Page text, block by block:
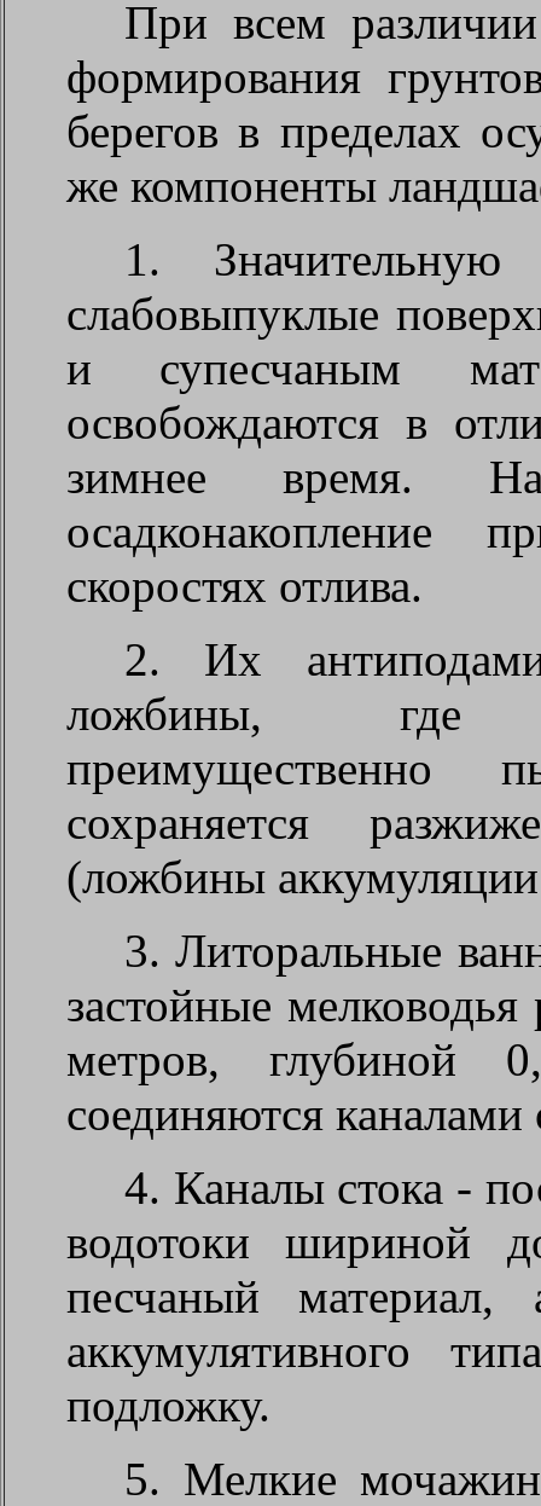
При всем
формирования
берегов в пределах
же компоненты
1.
слабовыпуклые
и супесчаным
освобождаются в
зимнее время.
осадконакопление
скоростях отлива.
2. Их антиподами
ложбины, где
преимущественно
сохраняется
(ложбины
3. Литоральные
застойные
метров,
соединяются каналами
4. Каналы стока -
водотоки шириной
песчаный материал,
аккумулятивного
подложку.
5. Мелкие